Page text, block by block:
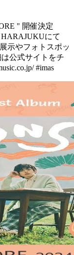
" 開催決定
にて
示やフォトスポッ
公式サイトをチ
#imas